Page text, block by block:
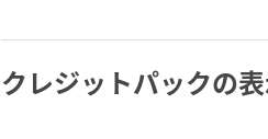
クレジットパックの